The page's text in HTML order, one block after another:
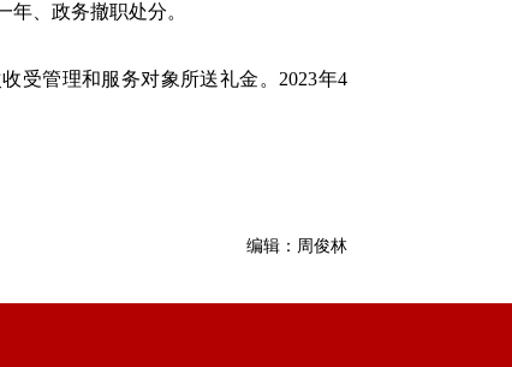
、政务撤职处分。
受管理和服务对象所送礼金。2023年4
编辑：周俊林